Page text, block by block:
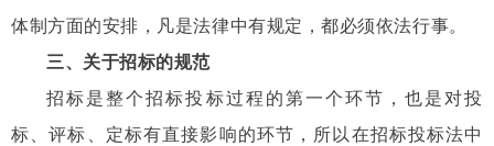
体制方面的安排，凡是法律中有规定，都必须依法行事。
三、关于招标的规范
招标是整个招标投标过程的第一个环节，也是对投
标、评标、定标有直接影响的环节，所以在招标投标法中